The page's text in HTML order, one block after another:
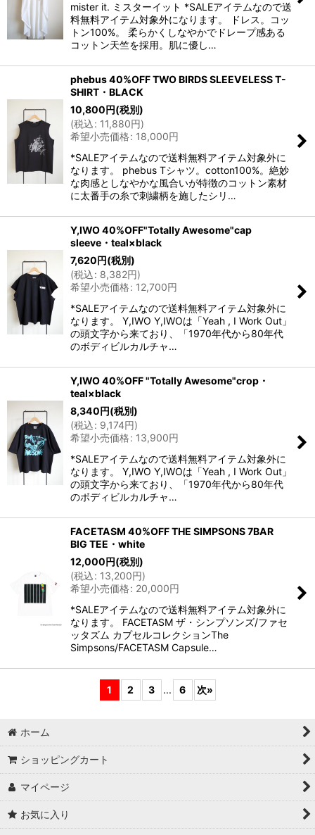
mister it. ミスターイット *SALEアイテムなので送
料無料アイテム対象外になります。 ドレス。コッ
トン100%。 柔らかくしなやかでドレープ感ある
コットン天竺を採用。肌に優し…
phebus 40%OFF TWO BIRDS SLEEVELESS T-
SHIRT・BLACK
10,800円(税別)
(税込: 11,880円)
希望小売価格: 18,000円
*SALEアイテムなので送料無料アイテム対象外に
なります。 phebus Tシャツ。cotton100%。絶妙
な肉感としなやかな風合いが特徴のコットン素材
に太番手の糸で刺繍柄を施したシリ…
Y,IWO 40%OFF"Totally Awesome"cap
sleeve・teal×black
7,620円(税別)
(税込: 8,382円)
希望小売価格: 12,700円
*SALEアイテムなので送料無料アイテム対象外に
なります。 Y,IWO Y,IWOは「Yeah , I Work Out」
の頭文字から来ており、「1970年代から80年代
のボディビルカルチャ…
Y,IWO 40%OFF "Totally Awesome"crop・
teal×black
8,340円(税別)
(税込: 9,174円)
希望小売価格: 13,900円
*SALEアイテムなので送料無料アイテム対象外に
なります。 Y,IWO Y,IWOは「Yeah , I Work Out」
の頭文字から来ており、「1970年代から80年代
のボディビルカルチャ…
FACETASM 40%OFF THE SIMPSONS 7BAR
BIG TEE・white
12,000円(税別)
(税込: 13,200円)
希望小売価格: 20,000円
*SALEアイテムなので送料無料アイテム対象外に
なります。 FACETASM ザ・シンプソンズ/ファセ
ッタズム カプセルコレクションThe
Simpsons/FACETASM Capsule…
1 2 3 ... 6 次»
ホーム
ショッピングカート
マイページ
お気に入り